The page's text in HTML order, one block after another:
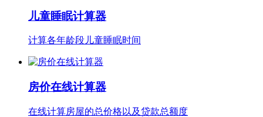
儿童睡眠计算器
计算各年龄段儿童睡眠时间
房价在线计算器
在线计算房屋的总价格以及贷款总额度